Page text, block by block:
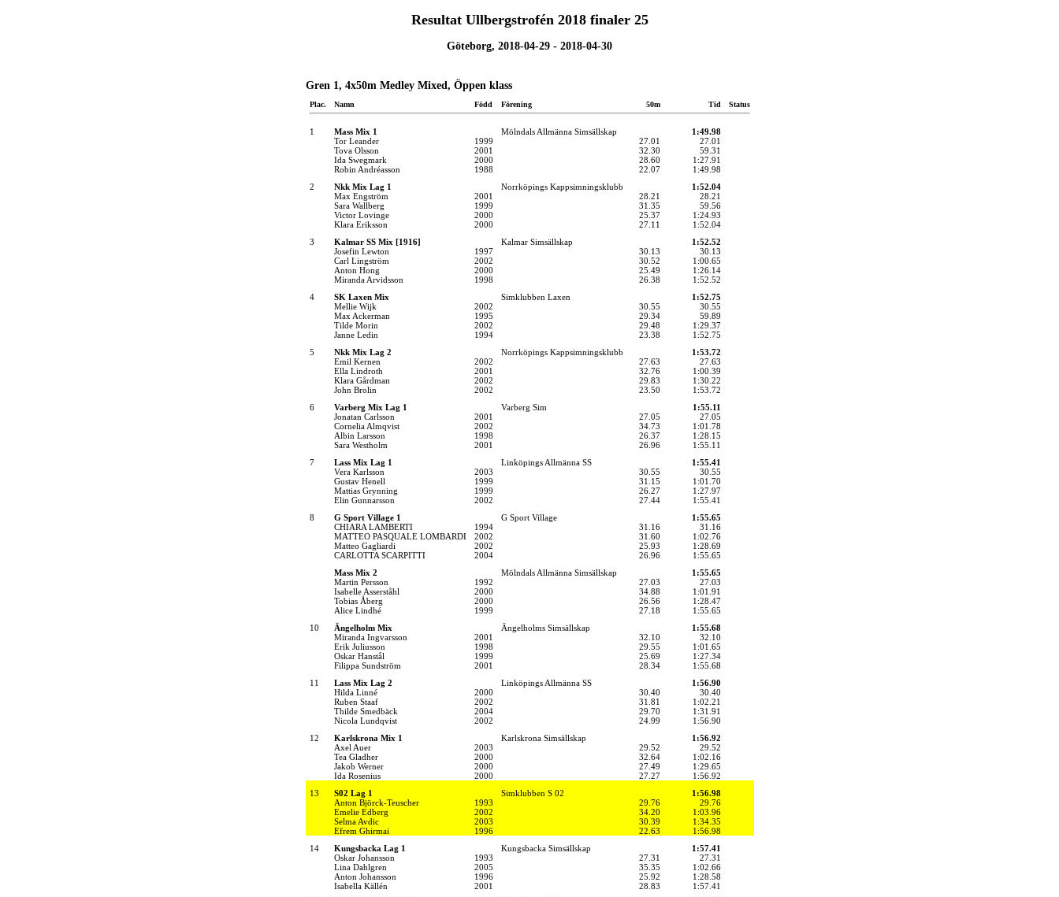
Resultat Ullbergstrofén 2018 finaler 25
Göteborg, 2018-04-29 - 2018-04-30
Gren 1, 4x50m Medley Mixed, Öppen klass
Plac. Namn Född Förening 50m Tid Status
1 Mass Mix 1 Mölndals Allmänna Simsällskap
1:49.98
Tor Leander
1999 27.01
27.01
Tova Olsson
2001 32.30
59.31
Ida Swegmark
2000 28.60
1:27.91
Robin Andréasson
1988 22.07
1:49.98
2
Nkk Mix Lag 1 Norrköpings Kappsimningsklubb
1:52.04
Max Engström
2001 28.21
28.21
Sara Wallberg
1999 31.35
59.56
Victor Lovinge
2000 25.37
1:24.93
Klara Eriksson
2000 27.11
1:52.04
3
Kalmar SS Mix [1916] Kalmar Simsällskap
1:52.52
Josefin Lewton
1997 30.13
30.13
Carl Lingström
2002 30.52
1:00.65
Anton Hong
2000 25.49
1:26.14
Miranda Arvidsson
1998 26.38
1:52.52
4
SK Laxen Mix Simklubben Laxen
1:52.75
Mellie Wijk
2002 30.55
30.55
Max Ackerman
1995 29.34
59.89
Tilde Morin
2002 29.48
1:29.37
Janne Ledin
1994 23.38
1:52.75
5
Nkk Mix Lag 2 Norrköpings Kappsimningsklubb
1:53.72
Emil Kernen
2002 27.63
27.63
Ella Lindroth
2001 32.76
1:00.39
Klara Gårdman
2002 29.83
1:30.22
John Brolin
2002 23.50
1:53.72
6
Varberg Mix Lag 1 Varberg Sim
1:55.11
Jonatan Carlsson
2001 27.05
27.05
Cornelia Almqvist
2002 34.73
1:01.78
Albin Larsson
1998 26.37
1:28.15
Sara Westholm
2001 26.96
1:55.11
7
Lass Mix Lag 1 Linköpings Allmänna SS
1:55.41
Vera Karlsson
2003 30.55
30.55
Gustav Henell
1999 31.15
1:01.70
Mattias Grynning
1999 26.27
1:27.97
Elin Gunnarsson
2002 27.44
1:55.41
8
G Sport Village 1 G Sport Village
1:55.65
CHIARA LAMBERTI
1994 31.16
31.16
MATTEO PASQUALE LOMBARDI
2002 31.60
1:02.76
Matteo Gagliardi
2002 25.93
1:28.69
CARLOTTA SCARPITTI
2004 26.96
1:55.65
Mass Mix 2
Mölndals Allmänna Simsällskap
1:55.65
Martin Persson
1992 27.03
27.03
Isabelle Asserståhl
2000 34.88
1:01.91
Tobias Åberg
2000 26.56
1:28.47
Alice Lindhé
1999 27.18
1:55.65
10
Ängelholm Mix Ängelholms Simsällskap
1:55.68
Miranda Ingvarsson
2001 32.10
32.10
Erik Juliusson
1998 29.55
1:01.65
Oskar Hanstål
1999 25.69
1:27.34
Filippa Sundström
2001 28.34
1:55.68
11
Lass Mix Lag 2 Linköpings Allmänna SS
1:56.90
Hilda Linné
2000 30.40
30.40
Ruben Staaf
2002 31.81
1:02.21
Thilde Smedbäck
2004 29.70
1:31.91
Nicola Lundqvist
2002 24.99
1:56.90
12
Karlskrona Mix 1 Karlskrona Simsällskap
1:56.92
Axel Auer
2003 29.52
29.52
Tea Gladher
2000 32.64
1:02.16
Jakob Werner
2000 27.49
1:29.65
Ida Rosenius
2000 27.27
1:56.92
13
S02 Lag 1 Simklubben S 02
1:56.98
Anton Björck-Teuscher
1993 29.76
29.76
Emelie Edberg
2002 34.20
1:03.96
Selma Avdic
2003 30.39
1:34.35
Efrem Ghirmai
1996 22.63
1:56.98
14
Kungsbacka Lag 1 Kungsbacka Simsällskap
1:57.41
Oskar Johansson
1993 27.31
27.31
Lina Dahlgren
2005 35.35
1:02.66
Anton Johansson
1996 25.92
1:28.58
Isabella Källén
2001 28.83
1:57.41